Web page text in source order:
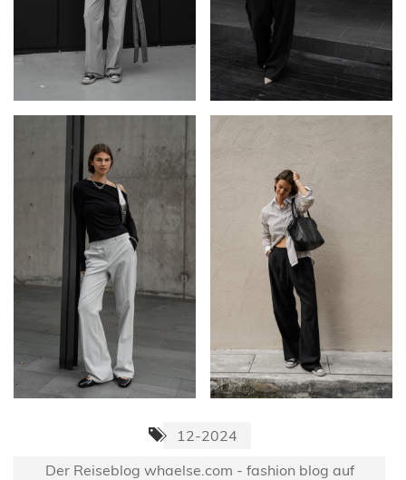
12-2024
Der Reiseblog whaelse.com - fashion blog auf